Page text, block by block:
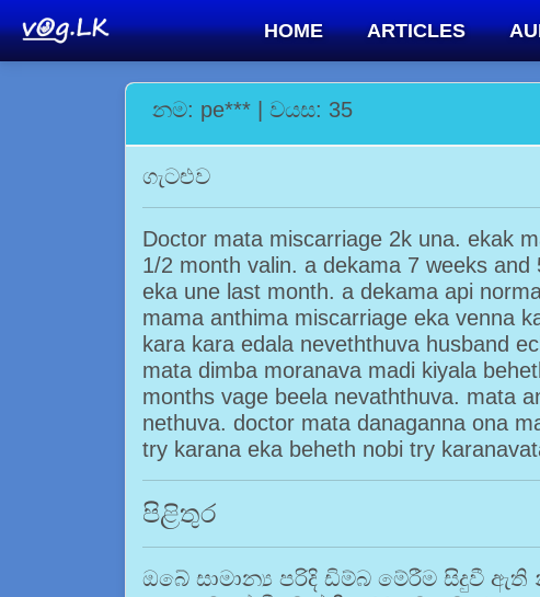
HOME ARTICLES
නම: pe*** | වයස: 35
ගැටළුව
Doctor mata miscarriage 2k una. ekak
1/2 month valin. a dekama 7 weeks
eka une last month. a dekama api
mama anthima miscarriage eka venna
kara kara edala neveththuva husband
mata dimba moranava madi kiyala
months vage beela nevaththuva. mata
nethuva. doctor mata danaganna ona
try karana eka beheth nobi try
පිළිතුර
ඔබේ සාමාන්‍ය පරිදි ඩිම්බ මේරීම සිදුවී